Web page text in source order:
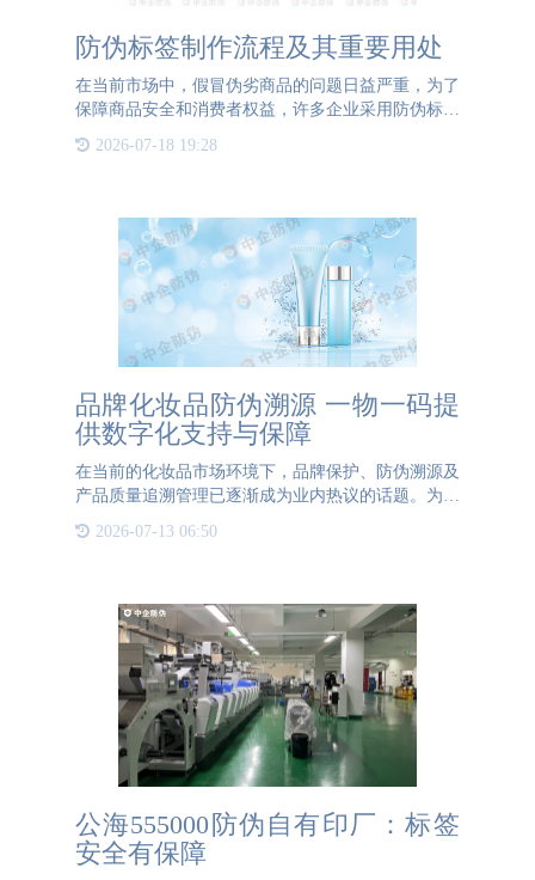
防伪标签制作流程及其重要用处
在当前市场中，假冒伪劣商品的问题日益严重，为了
保障商品安全和消费者权益，许多企业采用防伪标签
程以及其在商品防伪方面的重要用处。防伪标签制作
2026-07-18 19:28
品牌化妆品防伪溯源 一物一码提
供数字化支持与保障
在当前的化妆品市场环境下，品牌保护、防伪溯源及
产品质量追溯管理已逐渐成为业内热议的话题。为应
入一物一码防伪标签，借助此防伪溯源系统实现产品
2026-07-13 06:50
公海555000防伪自有印厂：标签
安全有保障